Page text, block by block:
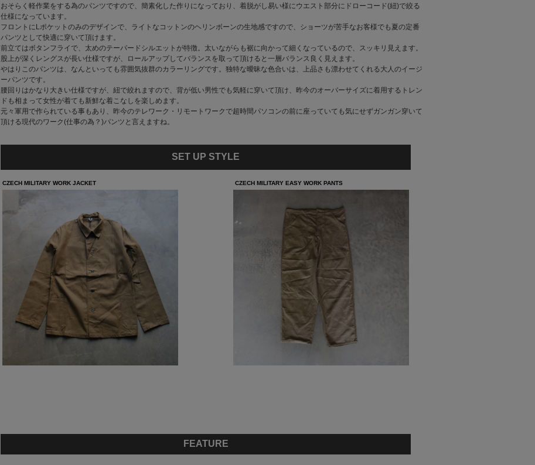
おそらく軽作業をする為のパンツですので、簡素化した作りになっており、着脱がし易い様にウエスト部分にドローコード(紐)で絞る
仕様になっています。
フロントにLポケットのみのデザインで、ライトなコットンのヘリンボーンの生地感ですので、ショーツが苦手なお客様でも夏の定番
パンツとして快適に穿いて頂けます。
前立てはボタンフライで、太めのテーパードシルエットが特徴。太いながらも裾に向かって細くなっているので、スッキリ見えます。
股上が深くレングスが長い仕様ですが、ロールアップしてバランスを取って頂けると一層バランス良く見えます。
やはりこのパンツは、なんといっても雰囲気抜群のカラーリングです。独特な曖昧な色合いは、上品さも漂わせてくれる大人のイージ
ーパンツです。
腰回りはかなり大きい仕様ですが、紐で絞れますので、背が低い男性でも気軽に穿いて頂け、昨今のオーバーサイズに着用するトレン
ドも相まって女性が着ても新鮮な着こなしを楽しめます。
元々軍用で作られている事もあり、昨今のテレワーク・リモートワークで超時間パソコンの前に座っていても気にせずガンガン穿いて
頂ける現代のワーク(仕事の為？)パンツと言えますね。